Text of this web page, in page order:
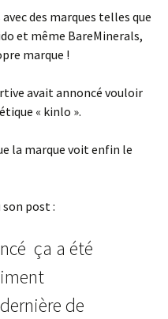
des marques telles que
et même BareMinerals,
marque !
avait annoncé vouloir
« kinlo ».
la marque voit enfin le
post :
ça a été
de